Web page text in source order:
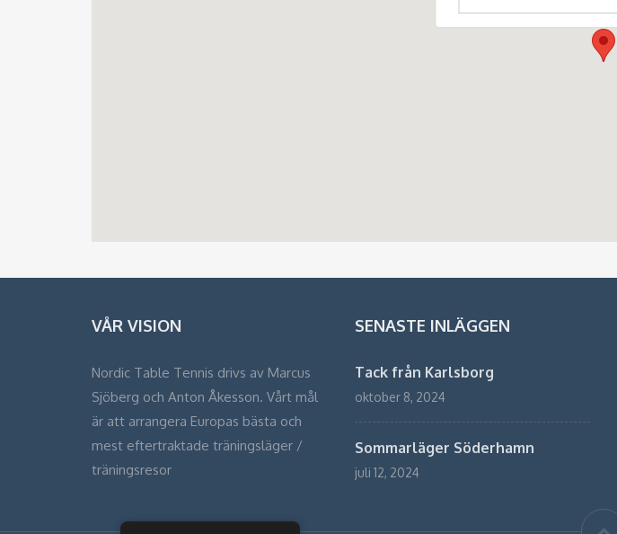
VÅR VISION
Nordic Table Tennis drivs av Marcus
Sjöberg och Anton Åkesson. Vårt mål
är att arrangera Europas bästa och
mest eftertraktade träningsläger /
träningsresor
SENASTE INLÄGGEN
Tack från Karlsborg
oktober 8, 2024
Sommarläger Söderhamn
juli 12, 2024